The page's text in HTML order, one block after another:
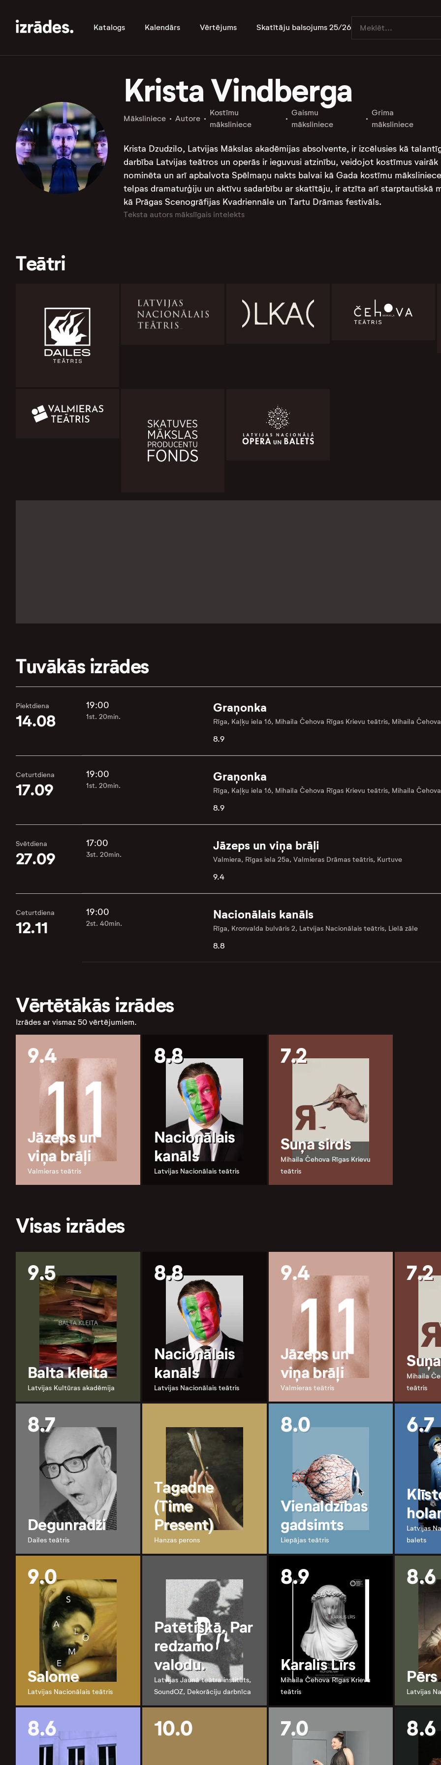
Katalogs Kalendārs Vērtējums Skatītāju balsojums 25/26
Krista Vindberga
Māksliniece Autore
Kostīmu
māksliniece
Gaismu
māksliniece
Grima
māksliniece
Krista Dzudzilo, Latvijas Mākslas akadēmijas absolvente, ir izcēlusies kā
darbība Latvijas teātros un operās ir ieguvusi atzinību, veidojot kostīmus
nominēta un arī apbalvota Spēlmaņu nakts balvai kā Gada kostīmu
telpas dramaturģiju un aktīvu sadarbību ar skatītāju, ir atzīta arī starptautiskā
kā Prāgas Scenogrāfijas Kvadriennāle un Tartu Drāmas festivāls.
Teksta autors mākslīgais intelekts
Teātri
Tuvākās izrādes
Piektdiena
14.08
19:00
1st. 20min.
Graņonka
Rīga, Kaļķu iela 16, Mihaila Čehova Rīgas Krievu teātris, Mihaila
8.9
Ceturtdiena
17.09
19:00
1st. 20min.
Graņonka
Rīga, Kaļķu iela 16, Mihaila Čehova Rīgas Krievu teātris, Mihaila
8.9
Svētdiena
27.09
17:00
3st. 20min.
Jāzeps un viņa brāļi
Valmiera, Rīgas iela 25a, Valmieras Drāmas teātris, Kurtuve
9.4
Ceturtdiena
12.11
19:00
2st. 40min.
Nacionālais kanāls
Rīga, Kronvalda bulvāris 2, Latvijas Nacionālais teātris, Lielā zāle
8.8
Vērtētākās izrādes
Izrādes ar vismaz 50 vērtējumiem.
9.4
Jāzeps un
viņa brāļi
Valmieras teātris
8.8
Nacionālais
kanāls
Latvijas Nacionālais teātris
7.2
Suņa sirds
Mihaila Čehova Rīgas Krievu
teātris
Visas izrādes
9.5
Balta kleita
Latvijas Kultūras akadēmija
8.8
Nacionālais
kanāls
Latvijas Nacionālais teātris
9.4
Jāzeps un
viņa brāļi
Valmieras teātris
7.2
Mihaila
teātris
8.7
Degunradži
Dailes teātris
Tagadne
(Time
Present)
Hanzas perons
8.0
Vienaldzības
gadsimts
Liepājas teātris
6.7
Latvijas
balets
9.0
Salome
Latvijas Nacionālais teātris
Patētiskā. Par
redzamo
valodu.
Latvijas Jaunā teātra institūts,
SoundOZ, Dekorāciju darbnīca
8.9
Karalis Līrs
Mihaila Čehova Rīgas Krievu
teātris
8.6
Latvijas
8.6 10.0 7.0 8.6